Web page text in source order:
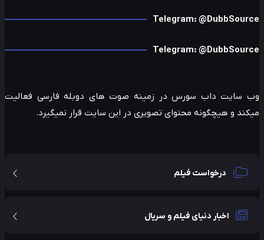
Telegram:
Telegram:
سایت داب سورس در زمینه صوت های دوبله فارسی فعالیت
و هیچگونه محتوای تصویری در این سایت قرار نمیگیرد.
درخواست فیلم
اخبار دنیای فیلم و سریال